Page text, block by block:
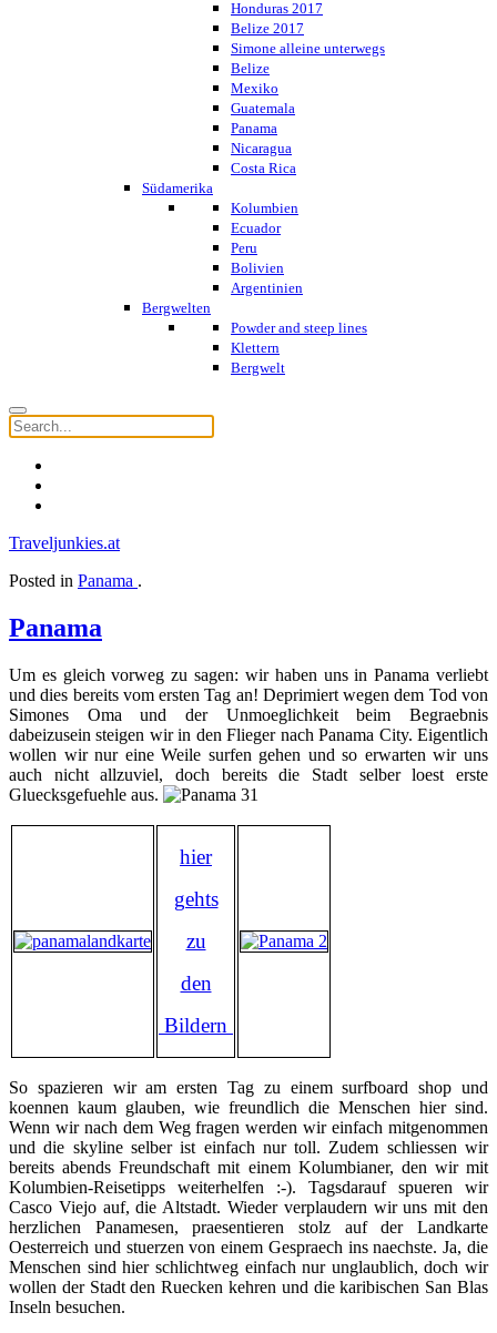
Honduras 2017
Belize 2017
Simone alleine unterwegs
Belize
Mexiko
Guatemala
Panama
Nicaragua
Costa Rica
Südamerika
Kolumbien
Ecuador
Peru
Bolivien
Argentinien
Bergwelten
Powder and steep lines
Klettern
Bergwelt
Traveljunkies.at
Posted in Panama .
Panama
Um es gleich vorweg zu sagen: wir haben uns in Panama verliebt
und dies bereits vom ersten Tag an! Deprimiert wegen dem Tod von
Simones Oma und der Unmoeglichkeit beim Begraebnis
dabeizusein steigen wir in den Flieger nach Panama City. Eigentlich
wollen wir nur eine Weile surfen gehen und so erwarten wir uns
auch nicht allzuviel, doch bereits die Stadt selber loest erste
Gluecksgefuehle aus.
hier
gehts
zu
den
Bildern
So spazieren wir am ersten Tag zu einem surfboard shop und
koennen kaum glauben, wie freundlich die Menschen hier sind.
Wenn wir nach dem Weg fragen werden wir einfach mitgenommen
und die skyline selber ist einfach nur toll. Zudem schliessen wir
bereits abends Freundschaft mit einem Kolumbianer, den wir mit
Kolumbien-Reisetipps weiterhelfen :-). Tagsdarauf spueren wir
Casco Viejo auf, die Altstadt. Wieder verplaudern wir uns mit den
herzlichen Panamesen, praesentieren stolz auf der Landkarte
Oesterreich und stuerzen von einem Gespraech ins naechste. Ja, die
Menschen sind hier schlichtweg einfach nur unglaublich, doch wir
wollen der Stadt den Ruecken kehren und die karibischen San Blas
Inseln besuchen.